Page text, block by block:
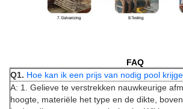
FAQ
Q1. Hoe kan ik een prijs van nodig pool
A: 1. Gelieve te verstrekken nauwkeurige
hoogte, materiële het type en de dikte,